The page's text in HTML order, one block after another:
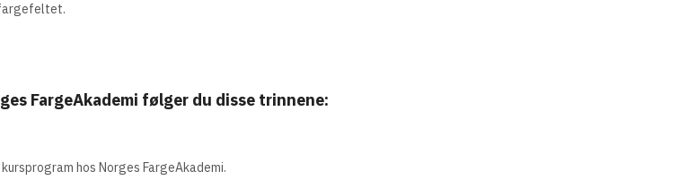
FargeAkademi følger du disse trinnene:
hos Norges FargeAkademi.